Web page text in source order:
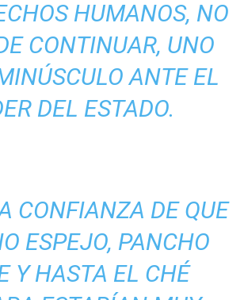
HUMANOS, NO
CONTINUAR, UNO
ANTE EL
DEL ESTADO.
CONFIANZA DE QUE
ESPEJO, PANCHO
Y HASTA EL CHÉ